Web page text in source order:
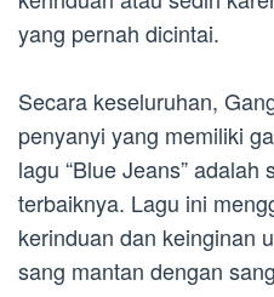
yang pernah dicintai.
Secara keseluruhan,
penyanyi yang memiliki
lagu “Blue Jeans” adalah
terbaiknya. Lagu ini
kerinduan dan keinginan
sang mantan dengan